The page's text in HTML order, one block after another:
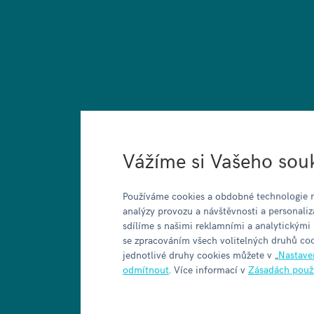
Vážíme si Vašeho
Používáme cookies a obdobné
analýzy provozu a návštěvnosti a
sdílíme s našimi reklamními a analytickými
se zpracováním všech volitelných druhů
jednotlivé druhy cookies můžete v „
odmítnout . Více informací v Zásadách